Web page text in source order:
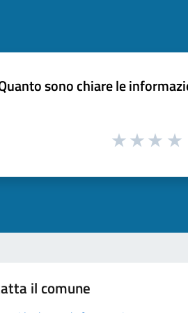
sono chiare le
il comune